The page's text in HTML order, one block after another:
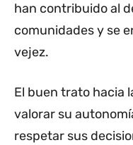
han contribuido al
comunidades y se
vejez.
El buen trato hacia
valorar su
respetar sus